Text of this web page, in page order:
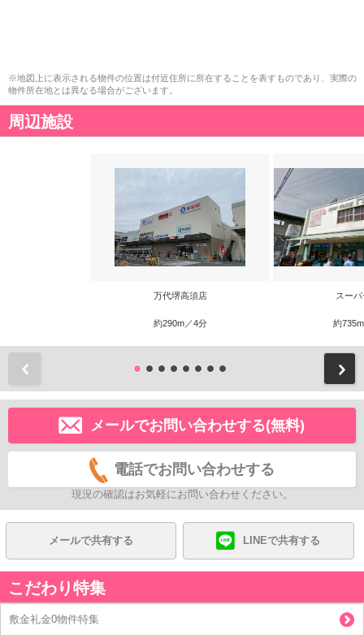
※地図上に表示される物件の位置は付近住所に所在することを表すものであり、実際の
物件所在地とは異なる場合がございます。
周辺施設
万代堺高須店
約290m／4分
スー
約
メールでお問い合わせする(無料)
電話でお問い合わせする
現況の確認はお気軽にお問い合わせください。
メールで共有する LINEで共有する
こだわり特集
敷金礼金0物件特集